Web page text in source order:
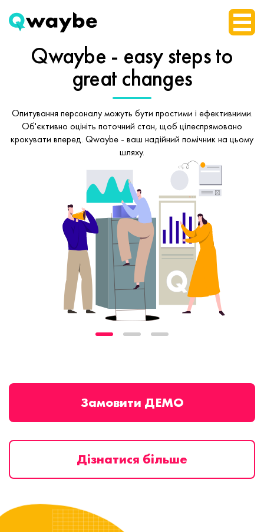
Qwaybe - easy stepsto
great changes
Опитування персоналу можуть бути простими і ефективними.
Об'єктивно оцініть поточний стан, щоб цілеспрямовано
крокувати вперед. Qwaybe - ваш надійний помічник на цьому
шляху.
Замовити ДЕМО
Дізнатися більше